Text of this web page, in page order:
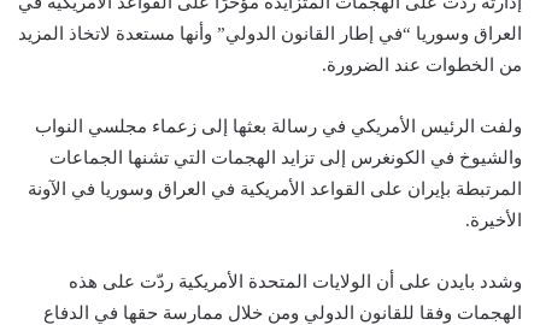
العراق وسوريا “في إطار القانون الدولي” وأنها مستعدة لاتخاذ المزيد
من الخطوات عند الضرورة.
ولفت الرئيس الأمريكي في رسالة بعثها إلى زعماء مجلسي النواب
والشيوخ في الكونغرس إلى تزايد الهجمات التي تشنها الجماعات
المرتبطة بإيران على القواعد الأمريكية في العراق وسوريا في الآونة
الأخيرة.
وشدد بايدن على أن الولايات المتحدة الأمريكية ردّت على هذه
الهجمات وفقا للقانون الدولي ومن خلال ممارسة حقها في الدفاع